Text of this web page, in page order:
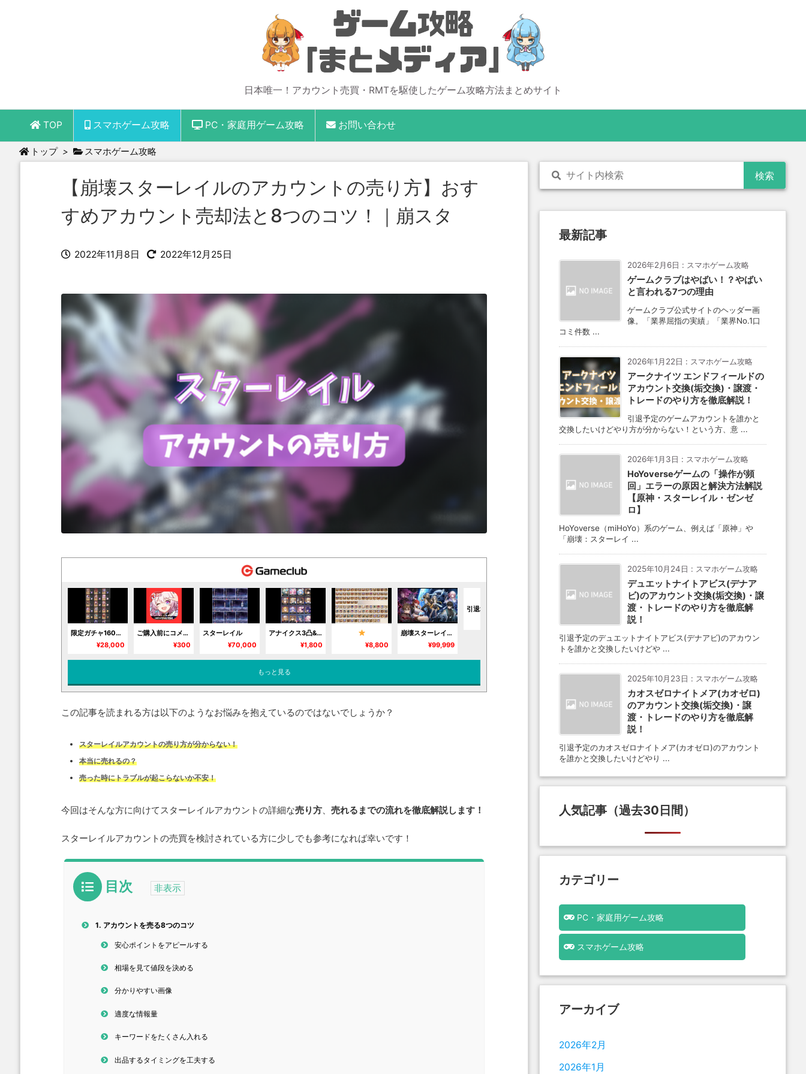
日本唯一！アカウント売買・RMTを駆使したゲーム攻略方法まとめサイト
TOP スマホゲーム攻略 PC・家庭用ゲーム攻略 お問い合わせ
トップ > スマホゲーム攻略
【崩壊スターレイルのアカウントの売り方】おす
すめアカウント売却法と8つのコツ！｜崩スタ
2022年11月8日 2022年12月25日
限定ガチャ160連⤴︎ 銀狼Lv999 5凸＋餅 爻光1凸＋餅 遠坂凛＋餅 キュレネ1凸＋餅
¥28,000
ご購入前にコメントください。在庫確認いたします。
¥300
スターレイル
¥70,000
アナイクス3凸&餅あり ケリュドラ、キュレネ
¥1,800
ご希望のアカウントをお探しします【在庫確認コメント必須】
¥8,800
崩壊スターレイル 毎日更新
検索可能な商品
¥99,999
ご購入前にコメントください。在庫確認いたします。
¥300
¥34,800
¥16,700
もっと見る
この記事を読まれる方は以下のようなお悩みを抱えているのではないでしょうか？
スターレイルアカウントの売り方が分からない！
本当に売れるの？
売った時にトラブルが起こらないか不安！
今回はそんな方に向けてスターレイルアカウントの詳細な売り方、 売れるまでの流れを徹底解説します！
スターレイルアカウントの売買を検討されている方に少しでも参考になれば幸いです！
目次
1. アカウントを売る8つのコツ
安心ポイントをアピールする
相場を見て値段を決める
分かりやすい画像
適度な情報量
キーワードをたくさん入れる
出品するタイミングを工夫する
最新記事
2026年2月6日 : スマホゲーム攻略
ゲームクラブはやばい！？やばい
と言われる7つの理由
ゲームクラブ公式サイトのヘッダー画
像。「業界屈指の実績」「業界No.1口
コミ件数 ...
2026年1月22日 : スマホゲーム攻略
アークナイツ エンドフィールドの
アカウント交換(垢交換)・譲渡・
トレードのやり方を徹底解説！
引退予定のゲームアカウントを誰かと
交換したいけどやり方が分からない！という方、意 ...
2026年1月3日 : スマホゲーム攻略
HoYoverseゲームの「操作が頻
回」エラーの原因と解決方法解説
【原神・スターレイル・ゼンゼ
ロ】
HoYoverse（miHoYo）系のゲーム、例えば「原神」や
「崩壊：スターレイ ...
2025年10月24日 : スマホゲーム攻略
デュエットナイトアビス(デナア
ビ)のアカウント交換(垢交換)・譲
渡・トレードのやり方を徹底解
説！
引退予定のデュエットナイトアビス(デナアビ)のアカウン
トを誰かと交換したいけどや ...
2025年10月23日 : スマホゲーム攻略
カオスゼロナイトメア(カオゼロ)
のアカウント交換(垢交換)・譲
渡・トレードのやり方を徹底解
説！
引退予定のカオスゼロナイトメア(カオゼロ)のアカウント
を誰かと交換したいけどやり ...
人気記事（過去30日間）
カテゴリー
PC・家庭用ゲーム攻略
スマホゲーム攻略
アーカイブ
2026年2月
2026年1月